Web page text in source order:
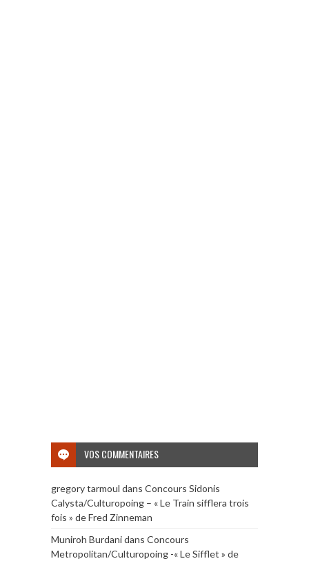
VOS COMMENTAIRES
gregory tarmoul dans Concours Sidonis
Calysta/Culturopoing – « Le Train sifflera trois
fois » de Fred Zinneman
Muniroh Burdanidans Concours
Metropolitan/Culturopoing -« Le Sifflet » de